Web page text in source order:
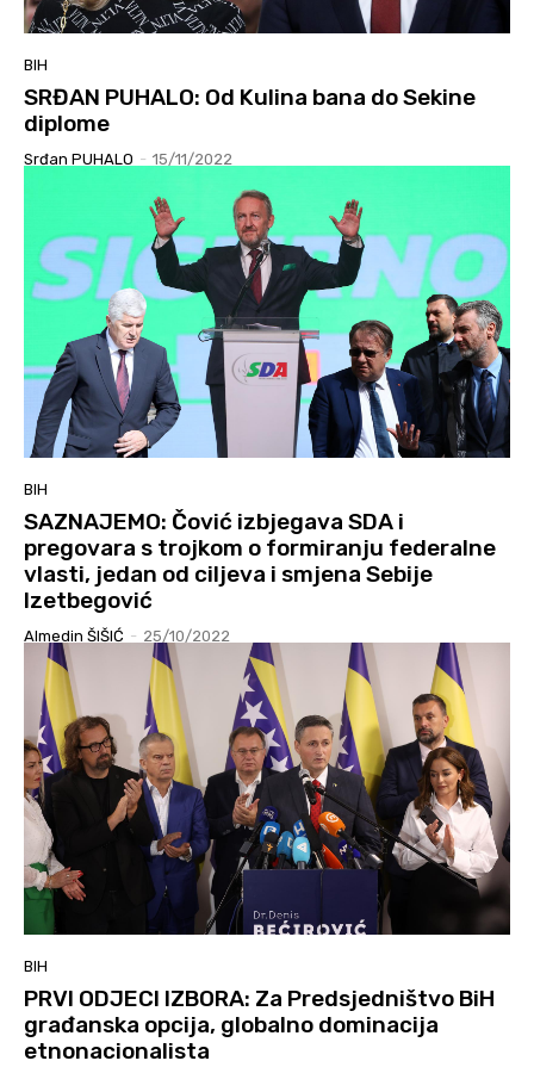
BIH
SRĐAN PUHALO: Od Kulina bana do Sekine
diplome
Srđan PUHALO - 15/11/2022
BIH
SAZNAJEMO: Čović izbjegava SDA i
pregovara s trojkom o formiranju federalne
vlasti, jedan od ciljeva i smjena Sebije
Izetbegović
Almedin ŠIŠIĆ - 25/10/2022
BIH
PRVI ODJECI IZBORA: Za Predsjedništvo BiH
građanska opcija, globalno dominacija
etnonacionalista